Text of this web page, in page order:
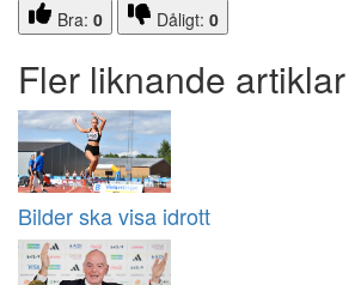
Bra: 0 Dåligt: 0
Fler liknande artiklar
Bilder ska visa idrott